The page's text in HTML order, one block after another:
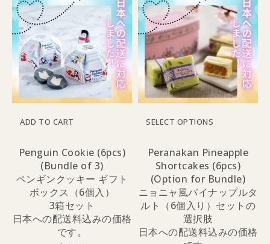
ADD TO CART
Penguin Cookie (6pcs)
(Bundle of 3)
ペンギンクッキー ギフト
ボックス（6個入）
3箱セット
日本への配送料込みの価格
です。
SELECT OPTIONS
Peranakan Pineapple
Shortcakes (6pcs)
(Option for Bundle)
ニョニャ風パイナップルタ
ルト（6個入り）セットの
選択肢
日本への配送料込みの価格